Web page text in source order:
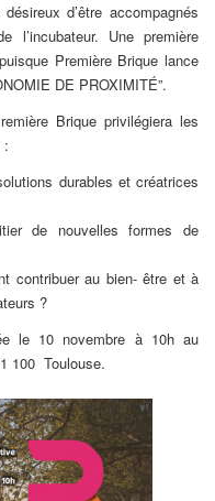
d’être accompagnés
l’incubateur. Une première
Première Brique lance
DE PROXIMITÉ”.
Brique privilégiera les
:
durables et créatrices
de nouvelles formes de
contribuer au bien- être et à
?
le 10 novembre à 10h au
100 Toulouse.